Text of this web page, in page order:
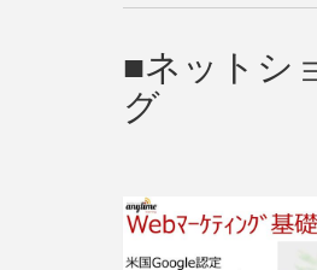
ネットシ
グ